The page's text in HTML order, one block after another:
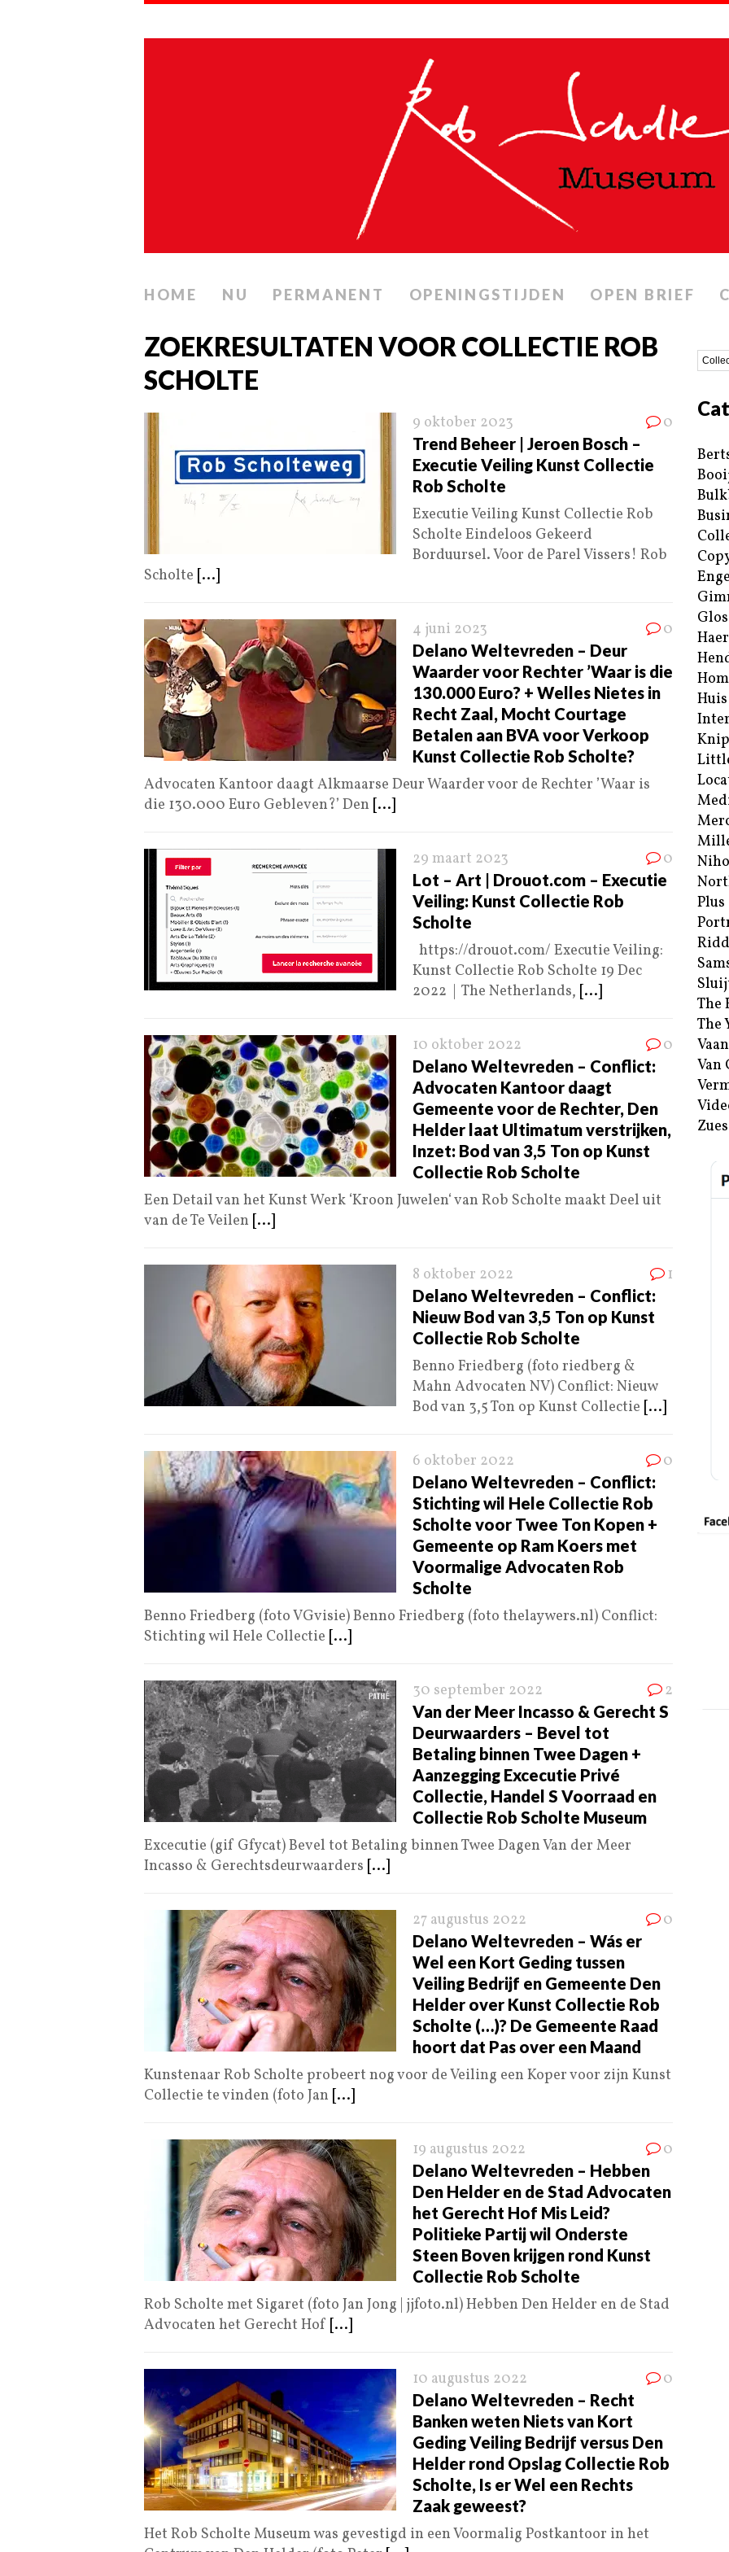
HOME NU PERMANENT OPENINGSTIJDEN OPEN BRIEF
ZOEKRESULTATEN VOOR COLLECTIE ROB
SCHOLTE
9 oktober 2023 0
Trend Beheer | Jeroen Bosch –
Executie Veiling Kunst Collectie
Rob Scholte
Executie Veiling Kunst Collectie Rob
Scholte Eindeloos Gekeerd
Borduursel. Voor de Parel Vissers! Rob
Scholte [...]
4 juni 2023 0
Delano Weltevreden – Deur
Waarder voor Rechter ’Waar is die
130.000 Euro? + Welles Nietes in
Recht Zaal, Mocht Courtage
Betalen aan BVA voor Verkoop
Kunst Collectie Rob Scholte?
Advocaten Kantoor daagt Alkmaarse Deur Waarder voor de Rechter ’Waar is
die 130.000 Euro Gebleven?’ Den [...]
29 maart 2023 0
Lot – Art | Drouot.com – Executie
Veiling: Kunst Collectie Rob
Scholte
https://drouot.com/ Executie Veiling:
Kunst Collectie Rob Scholte 19 Dec
2022 | The Netherlands, [...]
10 oktober 2022 0
Delano Weltevreden – Conflict:
Advocaten Kantoor daagt
Gemeente voor de Rechter, Den
Helder laat Ultimatum verstrijken,
Inzet: Bod van 3,5 Ton op Kunst
Collectie Rob Scholte
Een Detail van het Kunst Werk ‘Kroon Juwelen‘ van Rob Scholte maakt Deel uit
van de Te Veilen [...]
8 oktober 2022 1
Delano Weltevreden – Conflict:
Nieuw Bod van 3,5 Ton op Kunst
Collectie Rob Scholte
Benno Friedberg (foto riedberg &
Mahn Advocaten NV) Conflict: Nieuw
Bod van 3,5 Ton op Kunst Collectie [...]
6 oktober 2022 0
Delano Weltevreden – Conflict:
Stichting wil Hele Collectie Rob
Scholte voor Twee Ton Kopen +
Gemeente op Ram Koers met
Voormalige Advocaten Rob
Scholte
Benno Friedberg (foto VGvisie) Benno Friedberg (foto thelaywers.nl) Conflict:
Stichting wil Hele Collectie [...]
30 september 2022 2
Van der Meer Incasso & Gerecht S
Deurwaarders – Bevel tot
Betaling binnen Twee Dagen +
Aanzegging Excecutie Privé
Collectie, Handel S Voorraad en
Collectie Rob Scholte Museum
Excecutie (gif Gfycat) Bevel tot Betaling binnen Twee Dagen Van der Meer
Incasso & Gerechtsdeurwaarders [...]
27 augustus 2022 0
Delano Weltevreden – Wás er
Wel een Kort Geding tussen
Veiling Bedrijf en Gemeente Den
Helder over Kunst Collectie Rob
Scholte (…)? De Gemeente Raad
hoort dat Pas over een Maand
Kunstenaar Rob Scholte probeert nog voor de Veiling een Koper voor zijn Kunst
Collectie te vinden (foto Jan [...]
19 augustus 2022 0
Delano Weltevreden – Hebben
Den Helder en de Stad Advocaten
het Gerecht Hof Mis Leid?
Politieke Partij wil Onderste
Steen Boven krijgen rond Kunst
Collectie Rob Scholte
Rob Scholte met Sigaret (foto Jan Jong | jjfoto.nl) Hebben Den Helder en de Stad
Advocaten het Gerecht Hof [...]
10 augustus 2022 0
Delano Weltevreden – Recht
Banken weten Niets van Kort
Geding Veiling Bedrijf versus Den
Helder rond Opslag Collectie Rob
Scholte, Is er Wel een Rechts
Zaak geweest?
Het Rob Scholte Museum was gevestigd in een Voormalig Postkantoor in het
Plus
The
The
Van